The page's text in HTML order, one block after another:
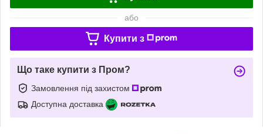
або
Купити з
Що таке купити з Пром?
Замовлення під захистом
Доступна доставка